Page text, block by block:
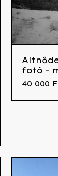
fotó -
40 000